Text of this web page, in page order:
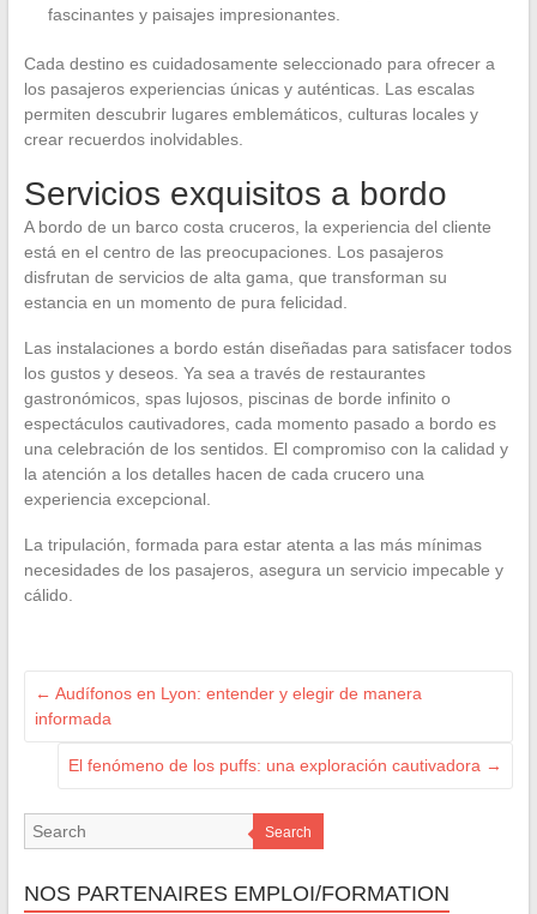
fascinantes y paisajes impresionantes.
Cada destino es cuidadosamente seleccionado para ofrecer a
los pasajeros experiencias únicas y auténticas. Las escalas
permiten descubrir lugares emblemáticos, culturas locales y
crear recuerdos inolvidables.
Servicios exquisitos a bordo
A bordo de un barco costa cruceros, la experiencia del cliente
está en el centro de las preocupaciones. Los pasajeros
disfrutan de servicios de alta gama, que transforman su
estancia en un momento de pura felicidad.
Las instalaciones a bordo están diseñadas para satisfacer todos
los gustos y deseos. Ya sea a través de restaurantes
gastronómicos, spas lujosos, piscinas de borde infinito o
espectáculos cautivadores, cada momento pasado a bordo es
una celebración de los sentidos. El compromiso con la calidad y
la atención a los detalles hacen de cada crucero una
experiencia excepcional.
La tripulación, formada para estar atenta a las más mínimas
necesidades de los pasajeros, asegura un servicio impecable y
cálido.
← Audífonos en Lyon: entender y elegir de manera
informada
El fenómeno de los puffs: una exploración cautivadora →
Search
NOS PARTENAIRES EMPLOI/FORMATION